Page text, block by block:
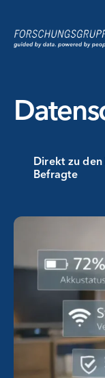
content
Branchen
Referenzen
Events
Karriere
Kontakt
Direkt zu den
Befragte